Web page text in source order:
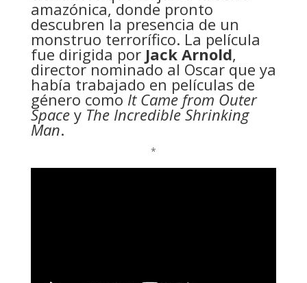
amazónica, donde pronto
descubren la presencia de un
monstruo terrorífico. La película
fue dirigida por Jack Arnold,
director nominado al Oscar que ya
había trabajado en películas de
género como It Came from Outer
Spacey The Incredible Shrinking
Man.
*